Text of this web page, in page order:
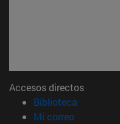
Accesos directos
Biblioteca
Mi correo(abre en